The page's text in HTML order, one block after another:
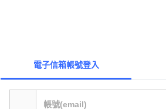
電子信箱帳號登入